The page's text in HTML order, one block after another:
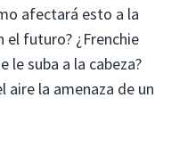
afectará esto a la
el futuro? ¿Frenchie
le suba a la cabeza?
aire la amenaza de un